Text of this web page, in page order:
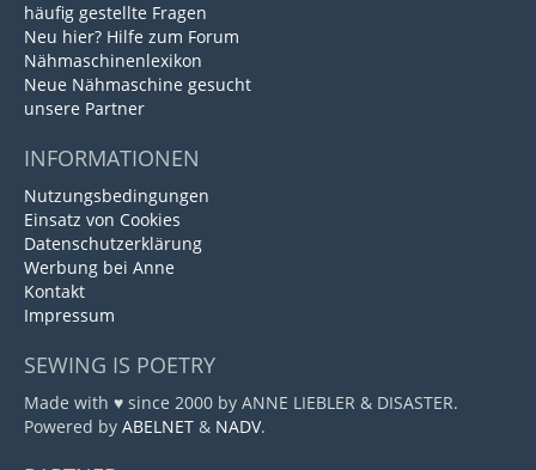
häufig gestellte Fragen
Neu hier? Hilfe zum Forum
Nähmaschinenlexikon
Neue Nähmaschine gesucht
unsere Partner
INFORMATIONEN
Nutzungsbedingungen
Einsatz von Cookies
Datenschutzerklärung
Werbung bei Anne
Kontakt
Impressum
SEWING IS POETRY
Made with ♥ since 2000 by ANNE LIEBLER & DISASTER.
Powered by ABELNET & NADV.